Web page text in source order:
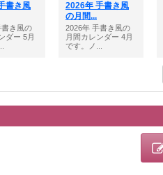
書き風
き風の
ダー 5月
2026年 手書き風
の月間...
2026年 手書き風の
月間カレンダー 4月
です。ノ...